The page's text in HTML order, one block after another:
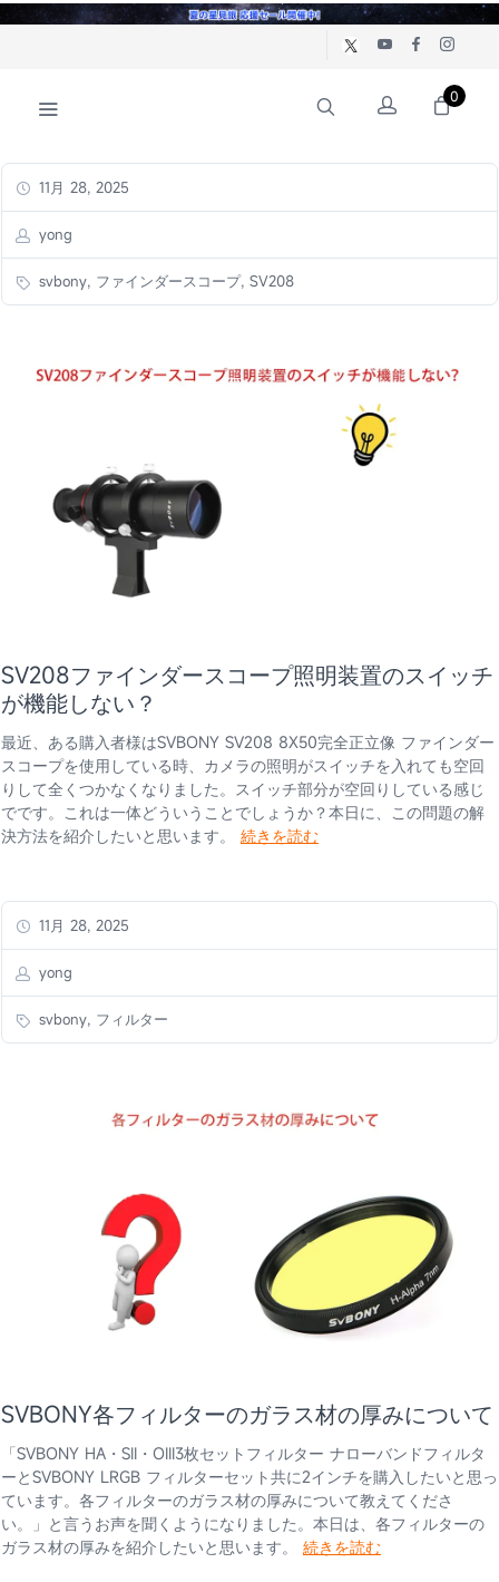
0
11月 28, 2025
yong
svbony, ファインダースコープ, SV208
SV208ファインダースコープ照明装置のスイッチ
が機能しない？
最近、ある購入者様はSVBONY SV208 8X50完全正立像 ファインダー
スコープを使用している時、カメラの照明がスイッチを入れても空回
りして全くつかなくなりました。スイッチ部分が空回りしている感じ
でです。これは一体どういうことでしょうか？本日に、この問題の解
決方法を紹介したいと思います。 続きを読む
11月 28, 2025
yong
svbony, フィルター
SVBONY各フィルターのガラス材の厚みについて
「SVBONY HΑ・SII・OIII3枚セットフィルター ナローバンドフィルタ
ーとSVBONY LRGB フィルターセット共に2インチを購入したいと思っ
ています。各フィルターのガラス材の厚みについて教えてくださ
い。」と言うお声を聞くようになりました。本日は、各フィルターの
ガラス材の厚みを紹介したいと思います。 続きを読む